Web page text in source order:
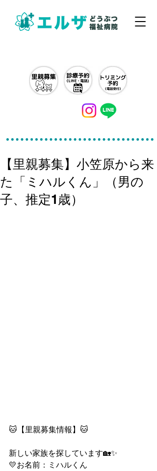
【里親募集】小笠原から来
た「ミハルくん」（男の
子、推定1歳）
🐱【里親募集情報】🐱
新しい家族を探しています🏡✨
💛お名前：ミハルくん